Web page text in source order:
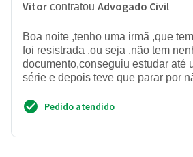
Vitor contratou Advogado Civil
Boa noite ,tenho uma irmã ,que
foi resistrada ,ou seja ,não tem
documento,conseguiu estudar até
série e depois teve que parar por
Pedido atendido